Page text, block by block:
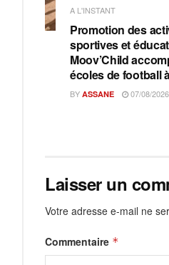
A L'INSTANT
Promotion des
sportives et
Moov’Child
écoles de football
BY ASSANE 07/08/2026
Laisser un
Votre adresse e-mail ne
Commentaire *